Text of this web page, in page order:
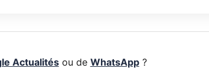
Actualitésou de WhatsApp?